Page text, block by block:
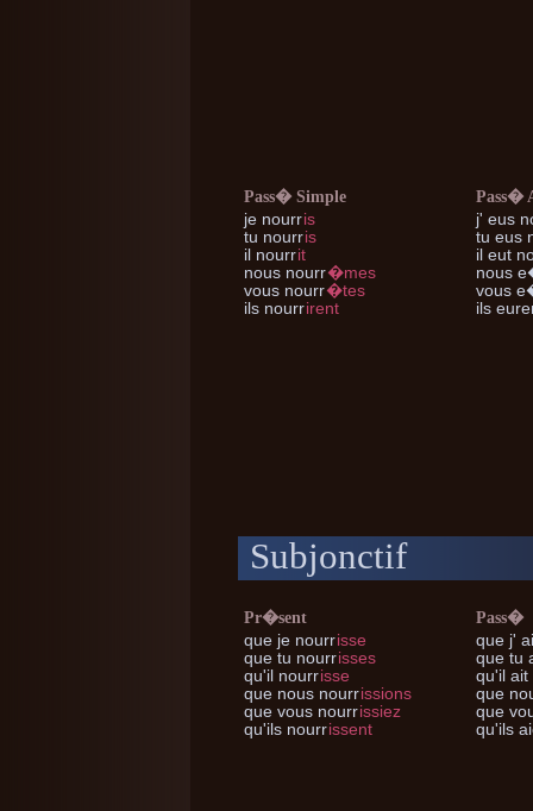
Pass� Simple
je nourris
tu nourris
il nourrit
nous nourr�mes
vous nourr�tes
ils nourrirent
Pass�
j' eus
tu eus
il eut
nous
vous
ils
Subjonctif
Pr�sent
que je nourrisse
que tu nourrisses
qu'il nourrisse
que nous nourrissions
que vous nourrissiez
qu'ils nourrissent
Pass�
que j'
que tu
qu'il ait
que
que
qu'ils